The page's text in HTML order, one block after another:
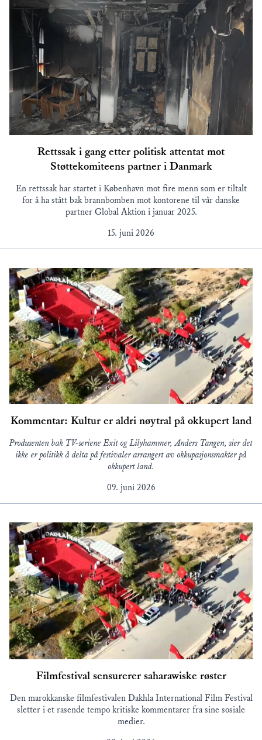
Rettssak i gang etter politisk attentat mot
Støttekomiteens partner i Danmark
En rettssak har startet i København mot fire menn som er tiltalt
for å ha stått bak brannbomben mot kontorene til vår danske
partner Global Aktion i januar 2025.
15. juni 2026
Kommentar: Kultur er aldri nøytral på okkupert land
Produsenten bak TV-seriene Exit og Lilyhammer, Anders Tangen, sier det
ikke er politikk å delta på festivaler arrangert av okkupasjonsmakter på
okkupert land.
09. juni 2026
Filmfestival sensurerer saharawiske røster
Den marokkanske filmfestivalen Dakhla International Film Festival
sletter i et rasende tempo kritiske kommentarer fra sine sosiale
medier.